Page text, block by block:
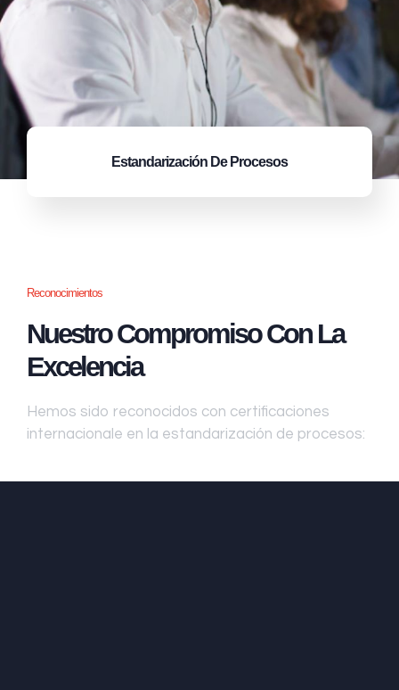
Estandarización De Procesos
Reconocimientos
Nuestro Compromiso Con La
Excelencia
Hemos sido reconocidos con certificaciones
internacionale en la estandarización de procesos: